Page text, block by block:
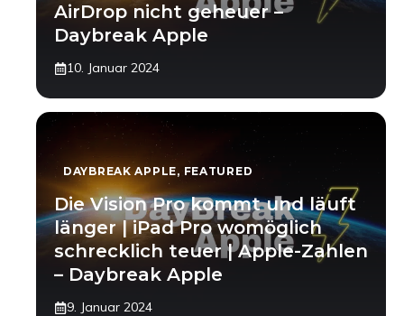
AirDrop nicht geheuer –
Daybreak Apple
10. Januar 2024
DAYBREAK APPLE, FEATURED
Die Vision Pro kommt und läuft
länger | iPad Pro womöglich
schrecklich teuer | Apple-Zahlen
– Daybreak Apple
9. Januar 2024